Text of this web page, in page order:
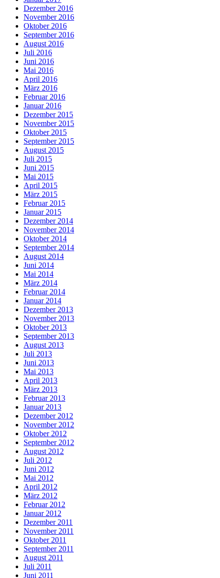
Dezember 2016
November 2016
Oktober 2016
September 2016
August 2016
Juli 2016
Juni 2016
Mai 2016
April 2016
März 2016
Februar 2016
Januar 2016
Dezember 2015
November 2015
Oktober 2015
September 2015
August 2015
Juli 2015
Juni 2015
Mai 2015
April 2015
März 2015
Februar 2015
Januar 2015
Dezember 2014
November 2014
Oktober 2014
September 2014
August 2014
Juni 2014
Mai 2014
März 2014
Februar 2014
Januar 2014
Dezember 2013
November 2013
Oktober 2013
September 2013
August 2013
Juli 2013
Juni 2013
Mai 2013
April 2013
März 2013
Februar 2013
Januar 2013
Dezember 2012
November 2012
Oktober 2012
September 2012
August 2012
Juli 2012
Juni 2012
Mai 2012
April 2012
März 2012
Februar 2012
Januar 2012
Dezember 2011
November 2011
Oktober 2011
September 2011
August 2011
Juli 2011
Juni 2011